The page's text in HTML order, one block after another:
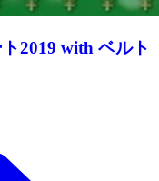
2019 with ベルト